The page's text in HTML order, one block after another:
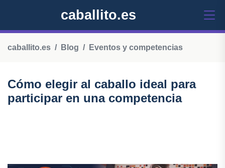
caballito.es
caballito.es Blog Eventos y competencias
Cómo elegir al caballo ideal para
participar en una competencia